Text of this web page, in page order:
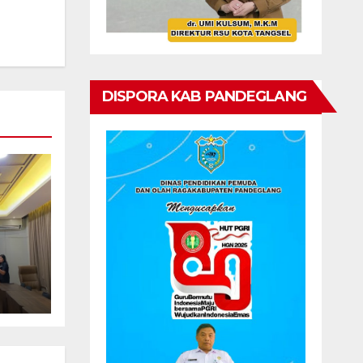
DISPORA KAB PANDEGLANG